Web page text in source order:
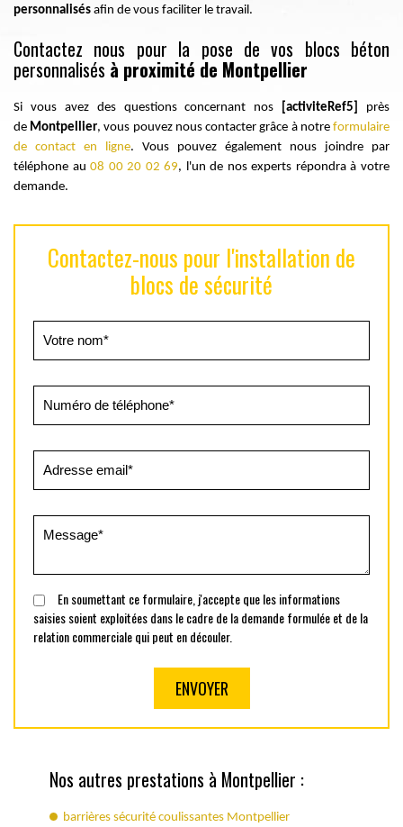
personnalisés afin de vous faciliter le travail.
Contactez nous pour la pose de vos blocs béton
personnalisés à proximité de Montpellier
Si vous avez des questions concernant nos [activiteRef5]
près
de Montpellier, vous pouvez nous contacter grâce à notreformulaire
de contact en ligne. Vous pouvez également nous joindre par
téléphone au08 00 20 02 69, l'un de nos experts répondra à votre
demande.
Contactez-nous pour l'installation de
blocs de sécurité
En soumettant ce formulaire, j'accepte que les informations
saisies soient exploitées dans le cadre de la demande formulée et de la
relation commerciale qui peut en découler.
Nos autres prestations à Montpellier :
barrières sécurité coulissantes Montpellier